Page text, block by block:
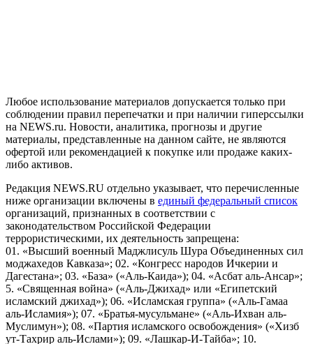
Любое использование материалов допускается только при
соблюдении правил перепечатки и при наличии гиперссылки
на NEWS.ru. Новости, аналитика, прогнозы и другие
материалы, представленные на данном сайте, не являются
офертой или рекомендацией к покупке или продаже каких-
либо активов.
Редакция NEWS.RU отдельно указывает, что перечисленные
ниже организации включены в единый федеральный список
организаций, признанных в соответствии с
законодательством Российской Федерации
террористическими, их деятельность запрещена:
01. «Высший военный Маджлисуль Шура Объединенных сил
моджахедов Кавказа»; 02. «Конгресс народов Ичкерии и
Дагестана»; 03. «База» («Аль-Каида»); 04. «Асбат аль-Ансар»;
5. «Священная война» («Аль-Джихад» или «Египетский
исламский джихад»); 06. «Исламская группа» («Аль-Гамаа
аль-Исламия»); 07. «Братья-мусульмане» («Аль-Ихван аль-
Муслимун»); 08. «Партия исламского освобождения» («Хизб
ут-Тахрир аль-Ислами»); 09. «Лашкар-И-Тайба»; 10.